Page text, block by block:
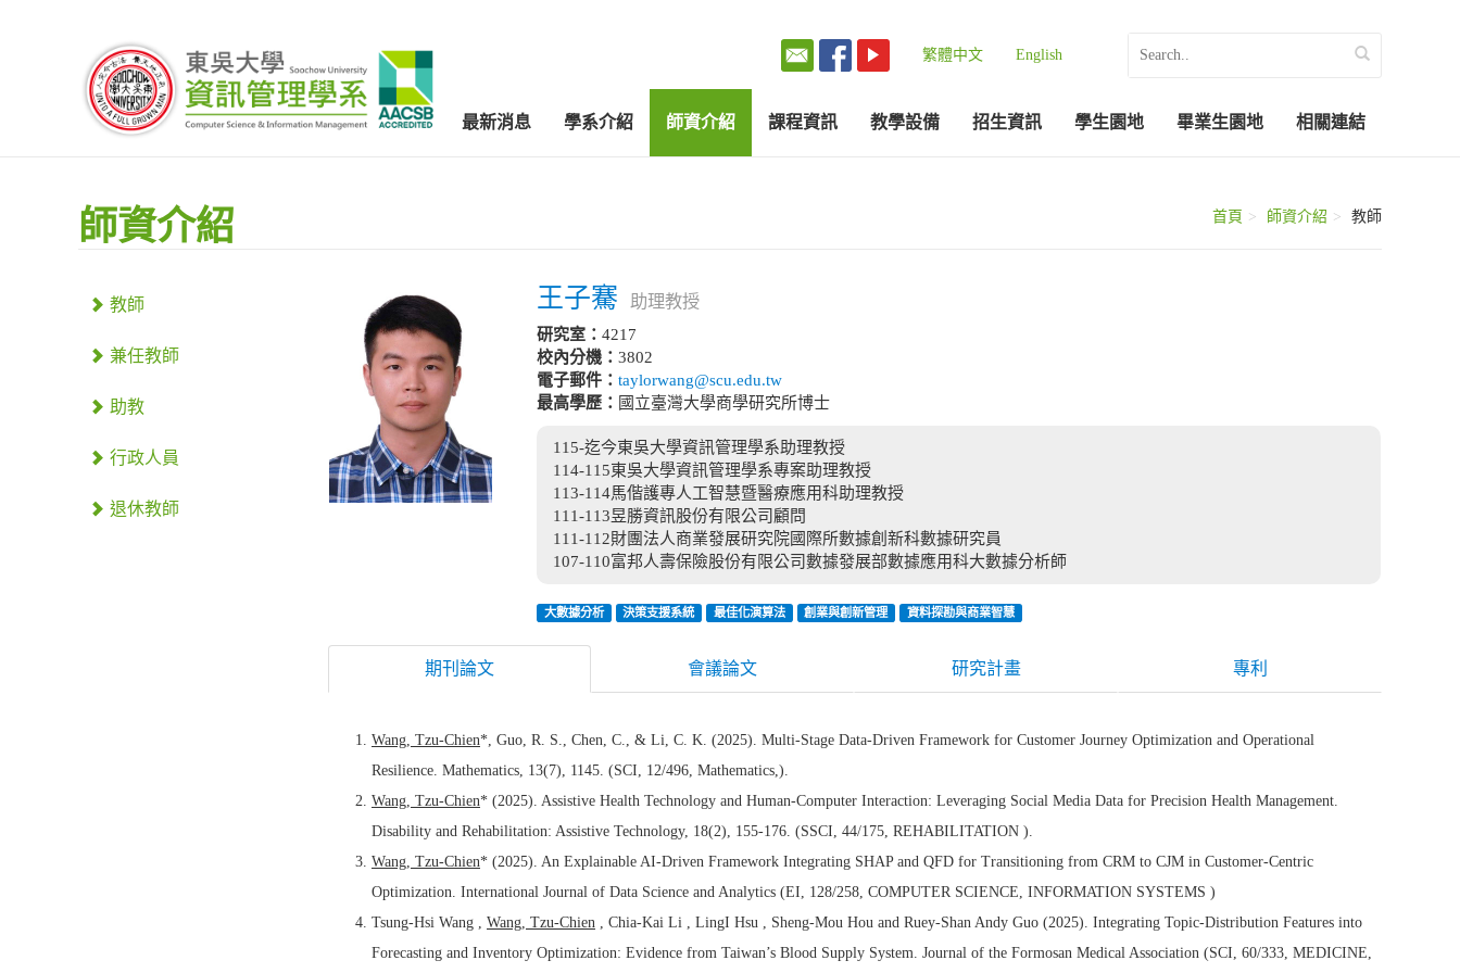
繁體中文 English
最新消息 學系介紹 師資介紹 課程資訊 教學設備 招生資訊 學生園地 畢業生園地 相關連結
師資介紹 首頁 師資介紹 教師
教師
兼任教師
助教
行政人員
退休教師
王子騫 助理教授
研究室： 4217
校內分機： 3802
電子郵件： taylorwang@scu.edu.tw
最高學歷： 國立臺灣大學商學研究所博士
115-迄今東吳大學資訊管理學系助理教授
114-115東吳大學資訊管理學系專案助理教授
113-114馬偕護專人工智慧暨醫療應用科助理教授
111-113昱勝資訊股份有限公司顧問
111-112財團法人商業發展研究院國際所數據創新科數據研究員
107-110富邦人壽保險股份有限公司數據發展部數據應用科大數據分析師
大數據分析 決策支援系統 最佳化演算法 創業與創新管理 資料探勘與商業智慧
期刊論文 會議論文 研究計畫 專利
Wang, Tzu-Chien*, Guo, R. S., Chen, C., & Li, C. K. (2025). Multi-Stage Data-Driven Framework for Customer Journey Optimization and Operational
Resilience. Mathematics, 13(7), 1145. (SCI, 12/496, Mathematics,).
Wang, Tzu-Chien* (2025). Assistive Health Technology and Human-Computer Interaction: Leveraging Social Media Data for Precision Health Management.
Disability and Rehabilitation: Assistive Technology, 18(2), 155-176. (SSCI, 44/175, REHABILITATION ).
Wang, Tzu-Chien* (2025). An Explainable AI-Driven Framework Integrating SHAP and QFD for Transitioning from CRM to CJM in Customer-Centric
Optimization. International Journal of Data Science and Analytics (EI, 128/258, COMPUTER SCIENCE, INFORMATION SYSTEMS )
Tsung-Hsi Wang , Wang, Tzu-Chien , Chia-Kai Li , LingI Hsu , Sheng-Mou Hou and Ruey-Shan Andy Guo (2025). Integrating Topic-Distribution Features into
Forecasting and Inventory Optimization: Evidence from Taiwan’s Blood Supply System. Journal of the Formosan Medical Association (SCI, 60/333, MEDICINE,